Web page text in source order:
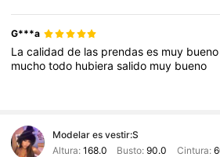
G***a
Lacalidadde las prendases muy
muchotodo hubierasalido muy bueno
Modelar es vestir:S
Altura: 168.0 Busto:90.0 Cintura: